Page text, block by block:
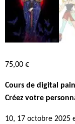
75,00 €
Cours de digital
Créez votre
10, 17 octobre 2025